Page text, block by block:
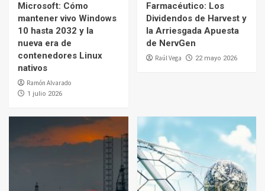
Microsoft: Cómo
mantener vivo Windows
10 hasta 2032 y la
nueva era de
contenedores Linux
nativos
Ramón Alvarado
1 julio 2026
Farmacéutico: Los
Dividendos de Harvest y
la Arriesgada Apuesta
de NervGen
Raúl Vega 22 mayo 2026